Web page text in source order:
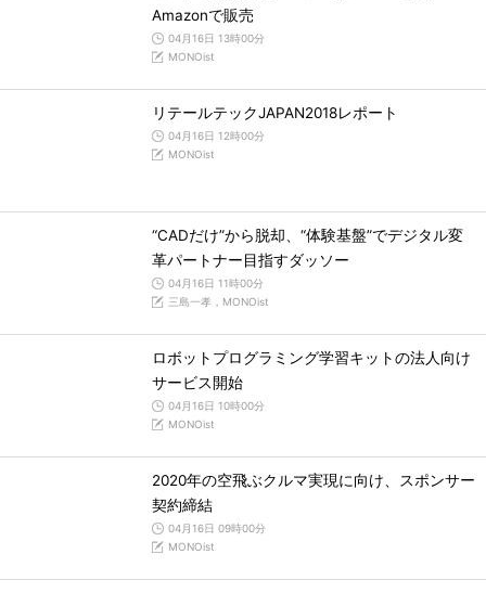
Amazonで販売
04月16日 13時00分
MONOist
リテールテックJAPAN2018レポート
04月16日 12時00分
MONOist
“CADだけ”から脱却、“体験基盤”でデジタル変
革パートナー目指すダッソー
04月16日 11時00分
三島一孝，MONOist
ロボットプログラミング学習キットの法人向け
サービス開始
04月16日 10時00分
MONOist
2020年の空飛ぶクルマ実現に向け、スポンサー
契約締結
04月16日 09時00分
MONOist